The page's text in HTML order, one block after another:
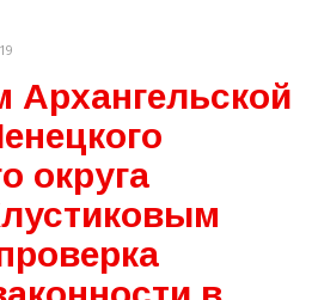
Архангельской
округа